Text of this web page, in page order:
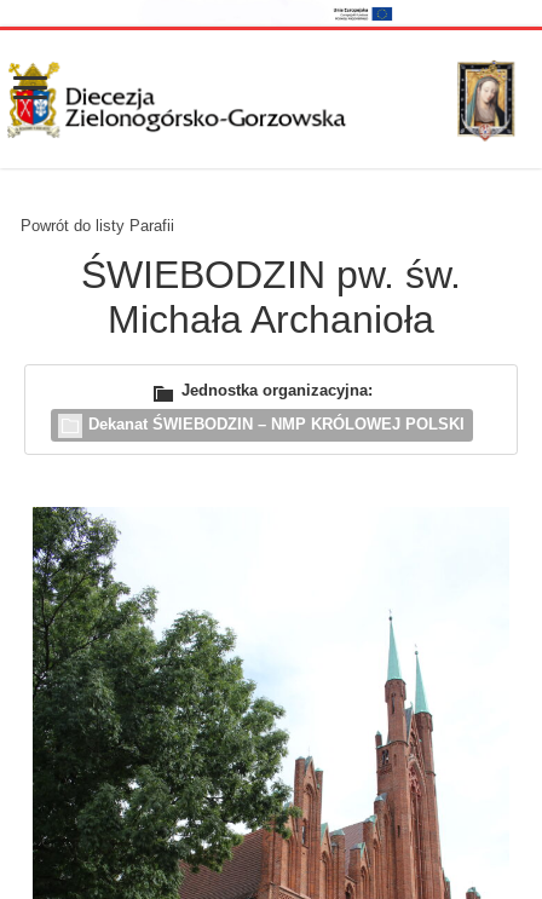
Powrót do listy Parafii
ŚWIEBODZIN pw. św.
Michała Archanioła
Jednostka organizacyjna:
Dekanat ŚWIEBODZIN – NMP KRÓLOWEJ POLSKI